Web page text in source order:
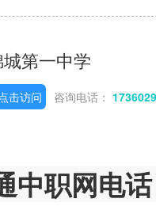
第一中学
击访问 咨询电话：
中职网电